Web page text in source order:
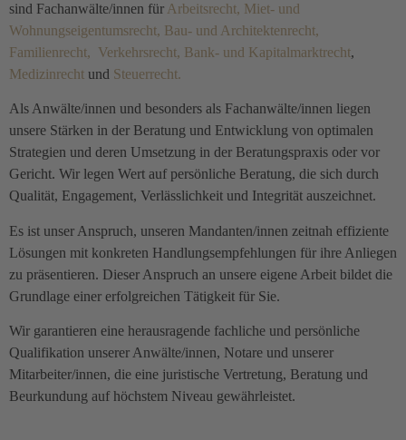
sind Fachanwälte/innen für Arbeitsrecht, Miet- und
Wohnungseigentumsrecht, Bau- und Architektenrecht,
Familienrecht, Verkehrsrecht, Bank- und Kapitalmarktrecht,
Medizinrecht und Steuerrecht.
Als Anwälte/innen und besonders als Fachanwälte/innen liegen
unsere Stärken in der Beratung und Entwicklung von optimalen
Strategien und deren Umsetzung in der Beratungspraxis oder vor
Gericht. Wir legen Wert auf persönliche Beratung, die sich durch
Qualität, Engagement, Verlässlichkeit und Integrität auszeichnet.
Es ist unser Anspruch, unseren Mandanten/innen zeitnah effiziente
Lösungen mit konkreten Handlungsempfehlungen für ihre Anliegen
zu präsentieren. Dieser Anspruch an unsere eigene Arbeit bildet die
Grundlage einer erfolgreichen Tätigkeit für Sie.
Wir garantieren eine herausragende fachliche und persönliche
Qualifikation unserer Anwälte/innen, Notare und unserer
Mitarbeiter/innen, die eine juristische Vertretung, Beratung und
Beurkundung auf höchstem Niveau gewährleistet.